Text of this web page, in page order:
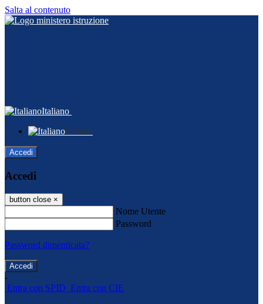
Salta al contenuto
Italiano
Italiano
Accedi
Accedi
button close ×
Nome Utente
Password
Password dimenticata?
-
Entra con SPID Entra con CIE